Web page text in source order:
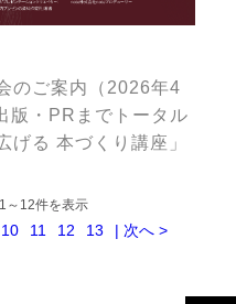
のご案内（2026年4
版・PRまでトータル
げる 本づくり講座」
～12件を表示
10 11 12 13 | 次へ >